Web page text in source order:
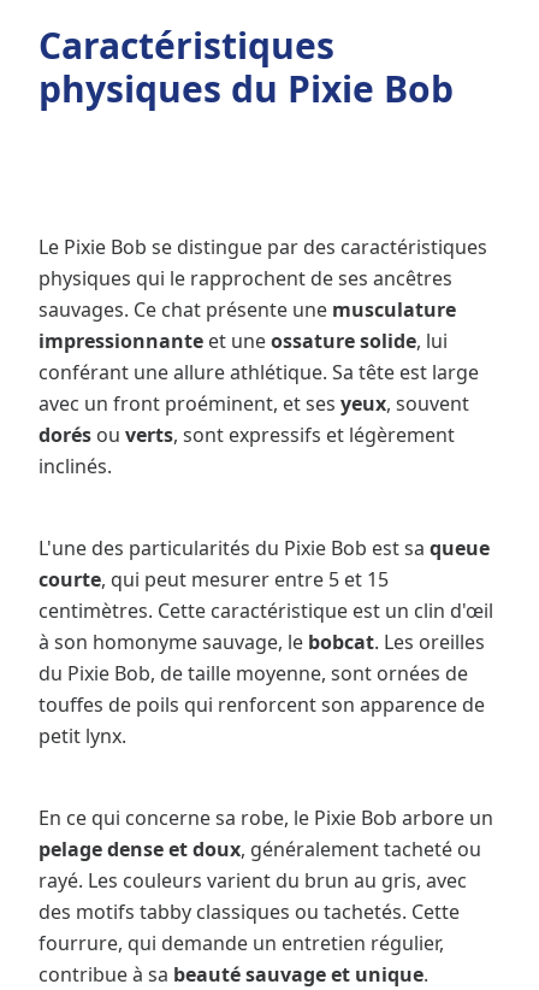
Caractéristiques
physiques du Pixie Bob
Le Pixie Bob se distingue par des caractéristiques
physiques qui le rapprochent de ses ancêtres
sauvages. Ce chat présente une musculature
impressionnante et uneossature solide, lui
conférant une allure athlétique. Sa tête est large
avec un front proéminent, et ses yeux, souvent
dorés ou verts, sont expressifs et légèrement
inclinés.
L'une des particularités du Pixie Bob est sa queue
courte, qui peut mesurer entre 5 et 15
centimètres. Cette caractéristique est un clin d'œil
à son homonyme sauvage, le bobcat. Les oreilles
du Pixie Bob, de taille moyenne, sont ornées de
touffes de poils qui renforcent son apparence de
petit lynx.
En ce qui concerne sa robe, le Pixie Bob arbore un
pelage dense et doux, généralement tacheté ou
rayé. Les couleurs varient du brun au gris, avec
des motifs tabby classiques ou tachetés. Cette
fourrure, qui demande un entretien régulier,
contribue à sa beauté sauvage et unique.